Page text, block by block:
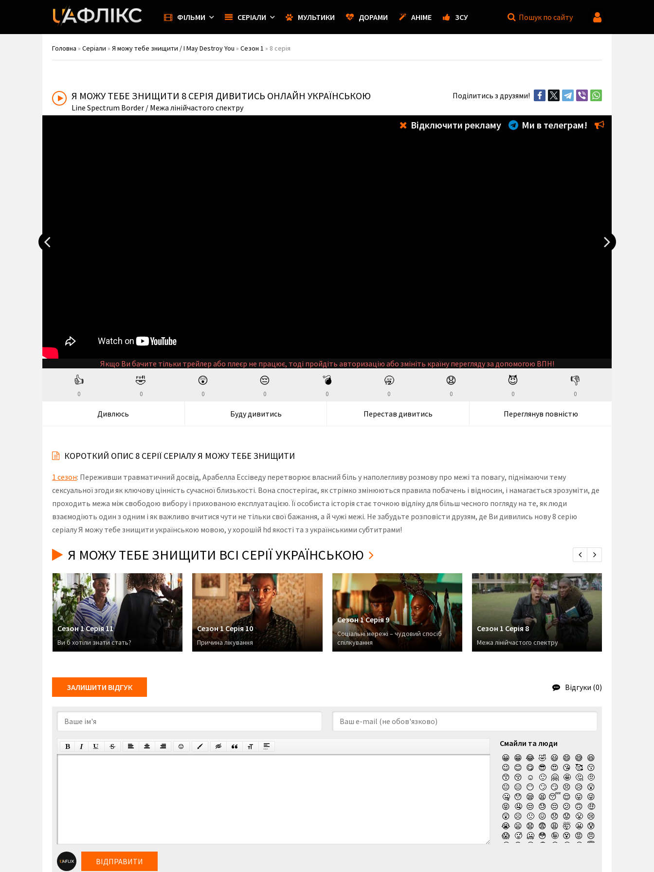
ФІЛЬМИ СЕРІАЛИ МУЛЬТИКИ ДОРАМИ АНІМЕ ЗСУ Пошук по сайту
Головна » Серіали » Я можу тебе знищити / I May Destroy You » Сезон 1 » 8 серія
Поділитись з друзями!
Я МОЖУ ТЕБЕ ЗНИЩИТИ 8 СЕРІЯ ДИВИТИСЬ ОНЛАЙН УКРАЇНСЬКОЮ
Line Spectrum Border / Межа лінійчастого спектру
Відключити рекламу Ми в телеграм!
Якщо Ви бачите тільки трейлер або плеєр не працює, тоді пройдіть авторизацію або змініть країну перегляду за допомогою ВПН!
👍
0
🤣
0
😲
0
😔
0
💣
0
🥱
0
😧
0
😈
0
👎
0
Дивлюсь Буду дивитись Перестав дивитись Переглянув повністю
КОРОТКИЙ ОПИС 8 СЕРІЇ СЕРІАЛУ Я МОЖУ ТЕБЕ ЗНИЩИТИ
1 сезон: Переживши травматичний досвід, Арабелла Ессіведу перетворює власний біль у наполегливу розмову про межі та повагу, піднімаючи тему
сексуальної згоди як ключову цінність сучасної близькості. Вона спостерігає, як стрімко змінюються правила побачень і відносин, і намагається зрозуміти, де
проходить межа між свободою вибору і прихованою експлуатацією. Її особиста історія стає точкою відліку для більш чесного погляду на те, як люди
взаємодіють один з одним і як важливо вчитися чути не тільки свої бажання, а й чужі межі. Не забудьте розповісти друзям, де Ви дивились нову 8 серію
серіалу Я можу тебе знищити українською мовою, у хорошій hd якості та з українськими субтитрами!
Я МОЖУ ТЕБЕ ЗНИЩИТИ ВСІ СЕРІЇ УКРАЇНСЬКОЮ
Сезон 1 Серія 11
Ви б хотіли знати стать?
Сезон 1 Серія 10
Причина лікування
Сезон 1 Серія 9
Соціальні мережі – чудовий спосіб
спілкування
Сезон 1 Серія 8
Межа лінійчастого спектру
ЗАЛИШИТИ ВІДГУК Відгуки (0)
Смайли та люди
😀 😁 😂 🤣 😃 😄 😅 😆
😉 😊 😋 😎 😍 😘 🥰 😗
😙 😚 ☺️ 🙂 🤗 🤩 🤔 🤨
😐 😑 😶 🙄 😏 😣 😥 😮
🤐 😯 😪 😫 😴 😌 😛 😜
😝 🤤 😒 😓 😔 😕 🙃 🤑
😲 ☹️ 🙁 😖 😞 😟 😤 😢
😭 😦 😧 😨 😩 🤯 😬 😰
😱 🥵 🥶 😳 🤪 😵 😡 😠
🤬
😷 🤒 🤕 🤢 🤮 🤧 😇
ВІДПРАВИТИ